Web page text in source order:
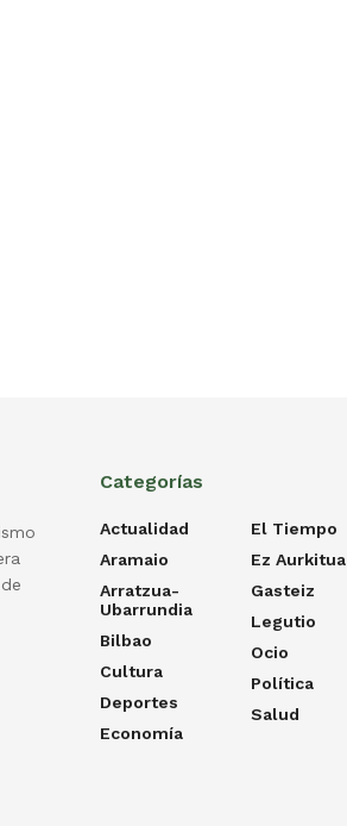
Categorías
Actualidad
Aramaio
Arratzua-
Ubarrundia
Bilbao
Cultura
Deportes
Economía
El Tiempo
Ez Aurkitua
Gasteiz
Legutio
Ocio
Política
Salud